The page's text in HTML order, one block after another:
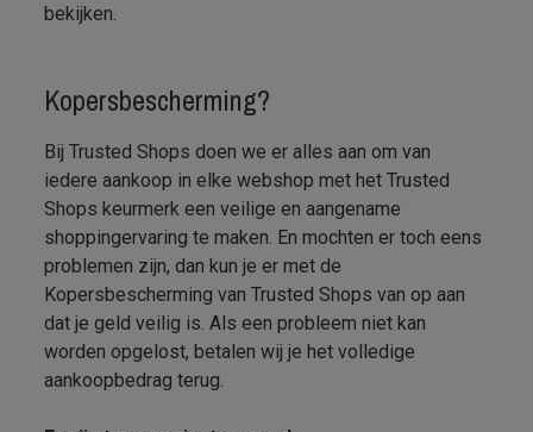
bekijken.
Kopersbescherming?
Bij Trusted Shops doen we er alles aan om van
iedere aankoop in elke webshop met het Trusted
Shops keurmerk een veilige en aangename
shoppingervaring te maken. En mochten er toch eens
problemen zijn, dan kun je er met de
Kopersbescherming van Trusted Shops van op aan
dat je geld veilig is. Als een probleem niet kan
worden opgelost, betalen wij je het volledige
aankoopbedrag terug.